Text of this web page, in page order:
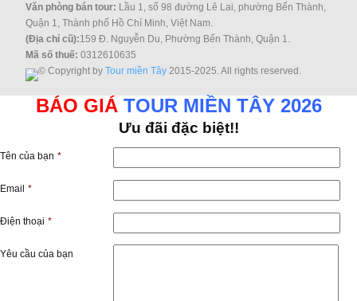
Văn phòng bán tour: Lầu 1, số 98 đường Lê Lai, phường Bến Thành,
Quận 1, Thành phố Hồ Chí Minh, Việt Nam.
(Địa chỉ cũ):159 Đ. Nguyễn Du, Phường Bến Thành, Quận 1.
Mã số thuế: 0312610635
© Copyright byTour miền Tây 2015-2025. All rights reserved.
BÁO GIÁ TOUR MIỀN TÂY 2026
Ưu đãi đặc biệt!!
Tên của bạn *
Email *
Điện thoại *
Yêu cầu của bạn